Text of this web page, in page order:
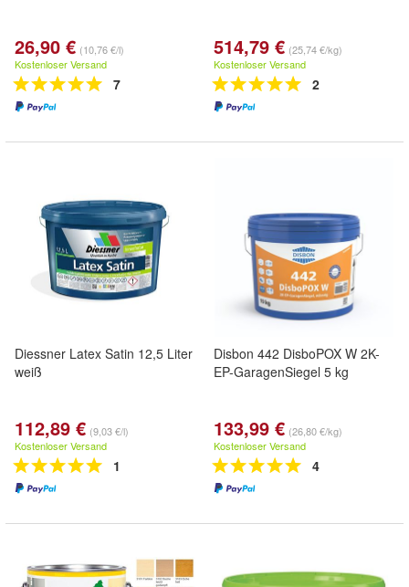
26,90 € (10,76 €/l)
Kostenloser Versand
7
514,79 € (25,74 €/kg)
Kostenloser Versand
2
Diessner Latex Satin 12,5 Liter
weiß
112,89 € (9,03 €/l)
Kostenloser Versand
1
Disbon 442 DisboPOX W 2K-
EP-GaragenSiegel 5 kg
133,99 € (26,80 €/kg)
Kostenloser Versand
4